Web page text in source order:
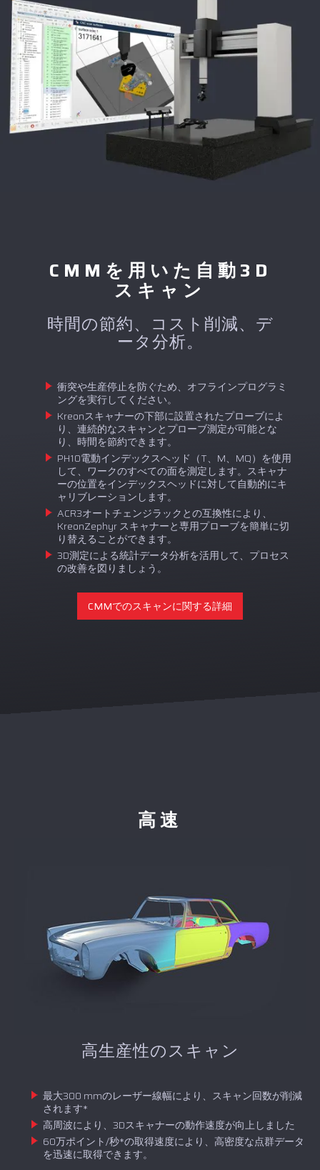
CMMを用いた自動3D
スキャン
時間の節約、コスト削減、デ
ータ分析。
衝突や生産停止を防ぐため、オフラインプログラミ
ングを実行してください。
Kreonスキャナーの下部に設置されたプローブによ
り、連続的なスキャンとプローブ測定が可能とな
り、時間を節約できます。
PH10電動インデックスヘッド（T、M、MQ）を使用
して、ワークのすべての面を測定します。スキャナ
ーの位置をインデックスヘッドに対して自動的にキ
ャリブレーションします。
ACR3オートチェンジラックとの互換性により、
KreonZephyr スキャナーと専用プローブを簡単に切
り替えることができます。
3D測定による統計データ分析を活用して、プロセス
の改善を図りましょう。
CMMでのスキャンに関する詳細
高速
高生産性のスキャン
最大300 mmのレーザー線幅により、スキャン回数が削減
されます*
高周波により、3Dスキャナーの動作速度が向上しました
60万ポイント/秒*の取得速度により、高密度な点群データ
を迅速に取得できます。